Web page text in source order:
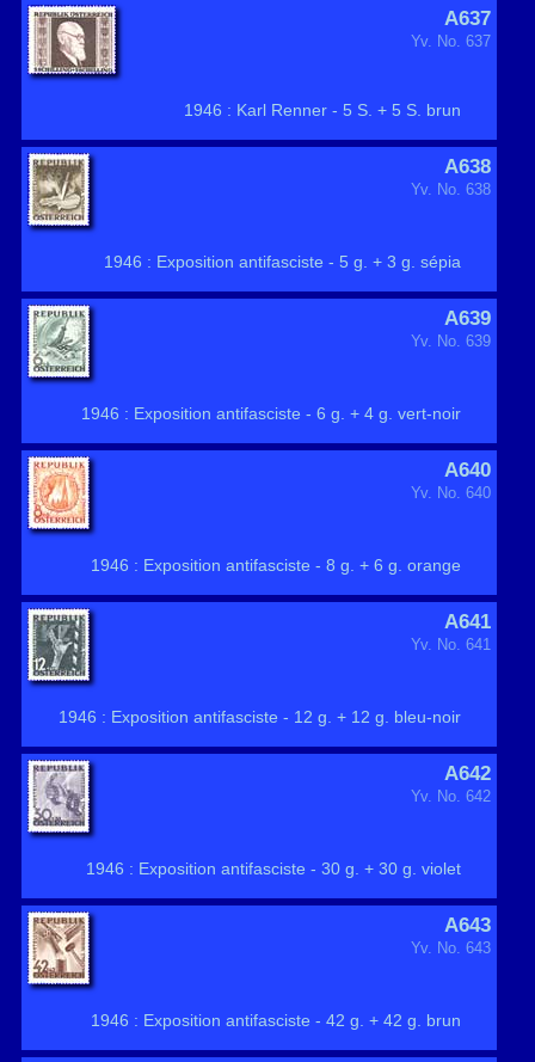
A637
Yv. No. 637
1946 : Karl Renner - 5 S. + 5 S. brun
A638
Yv. No. 638
1946 : Exposition antifasciste - 5 g. + 3 g. sépia
A639
Yv. No. 639
1946 : Exposition antifasciste - 6 g. + 4 g. vert-noir
A640
Yv. No. 640
1946 : Exposition antifasciste - 8 g. + 6 g. orange
A641
Yv. No. 641
1946 : Exposition antifasciste - 12 g. + 12 g. bleu-noir
A642
Yv. No. 642
1946 : Exposition antifasciste - 30 g. + 30 g. violet
A643
Yv. No. 643
1946 : Exposition antifasciste - 42 g. + 42 g. brun